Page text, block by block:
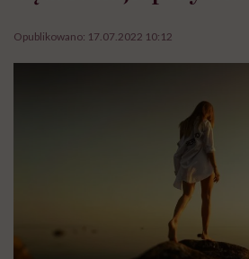
Opublikowano: 17.07.2022 10:12